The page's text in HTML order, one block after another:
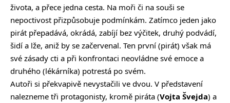
života, a přece jedna cesta. Na moři či na souši se
nepoctivost přizpůsobuje podmínkám. Zatímco jeden jako
pirát přepadává, okrádá, zabíjí bez výčitek, druhý podvádí,
šidí a lže, aniž by se začervenal. Ten první (pirát) však má
své zásady cti a při konfrontaci neovládne své emoce a
druhého (lékárníka) potrestá po svém.
Autoři si překvapivě nevystačili ve dvou. V představení
nalezneme tři protagonisty, kromě piráta (Vojta Švejda) a